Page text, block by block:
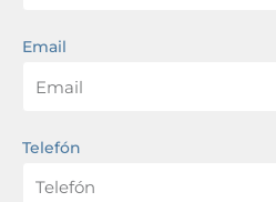
Email
Telefón